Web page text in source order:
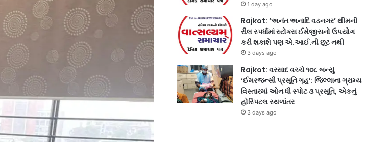
1 day ago
Rajkot: ‘અનંત અનાદિ વડનગર’ થીમની
રીલ સ્પર્ધામાં સ્ટોક્સ ઈમેજીસનો ઉપયોગ
કરી શકાશે પણ એ.આઈ.ની છૂટ નથી
3 days ago
Rajkot: વરસાદ વચ્ચે ૧૦૮ બન્યું
‘ઈમરજન્સી પ્રસૂતિ ગૃહ’: જિલ્લાના ગ્રામ્ય
વિસ્તારમાં ઓન ધી સ્પોટ ૩ પ્રસૂતિ, એકનું
હોસ્પિટલ સ્થળાંતર
3 days ago